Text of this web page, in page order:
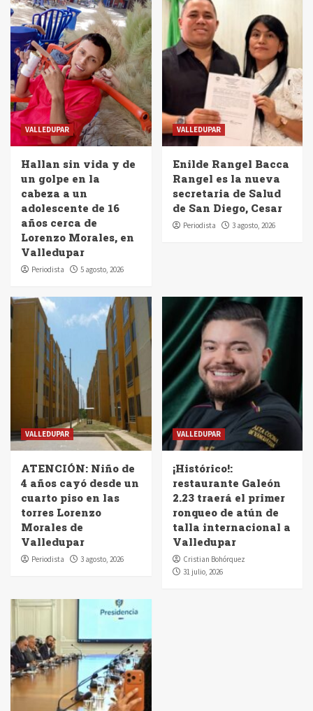
VALLEDUPAR
Hallan sin vida y de
un golpe en la
cabeza a un
adolescente de 16
años cerca de
Lorenzo Morales, en
Valledupar
Periodista 5 agosto, 2026
VALLEDUPAR
Enilde Rangel Bacca
Rangel es la nueva
secretaria de Salud
de San Diego, Cesar
Periodista 3 agosto, 2026
VALLEDUPAR
ATENCIÓN: Niño de
4 años cayó desde un
cuarto piso en las
torres Lorenzo
Morales de
Valledupar
Periodista 3 agosto, 2026
VALLEDUPAR
¡Histórico!:
restaurante Galeón
2.23 traerá el primer
ronqueo de atún de
talla internacional a
Valledupar
Cristian Bohórquez
31 julio, 2026